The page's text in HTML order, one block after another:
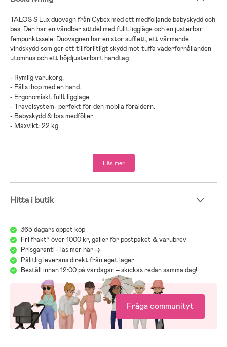
TALOS S LuxduovagnfrånCybexmed ettmedföljandebabyskydd och
bas. Den har envändbarsittdel medfulltligglägeoch enjusterbar
fempunktssele. Duovagnenhar enstorsufflett, ettvärmande
vindskyddsom ger ett tillförlitligt skydd mot tuffa väderförhållanden
utomhusoch etthöjdjusterbarthandtag.
- Rymlig varukorg.
- Fälls ihop med en hand.
- Ergonomiskt fullt liggläge.
- Travelsystem- perfekt för den mobila föräldern.
- Babyskydd & bas medföljer.
- Maxvikt: 22 kg.
Rekommenderad ålder: Från nyfödd till 4 år
Klicka dig in på respektive produkt för mer information!
Barnvagnsguide – hitta rätt vagn för dig och ditt barn
olika typer av vagnar, säkerhet och praktiska funktioner. Med guiden
blir det enklare att hitta en vagn som är trygg, bekväm och smidig för
både dig och ditt barn.
Jollyrooms Barnvagnsguide
Hitta rätt bilbarnstol för ditt barn!
Välkommen till vår bilstolsguide, där vi hjälper dig att välja rätt
bilbarnstol för ditt barn. Här hittar du tips om bilbarnstolar, i-Size-
stolar, bakåtvända och framåtvända bilbarnstolar, samt råd om
Läs mer
Hitta i butik
365 dagars öppet köp
Fri frakt* över 1000 kr, gäller för postpaket & varubrev
Prisgaranti - läs mer här ->
Pålitlig leverans direkt från eget lager
Beställ innan 12:00 på vardagar – skickas redan samma dag!
Fråga communityt